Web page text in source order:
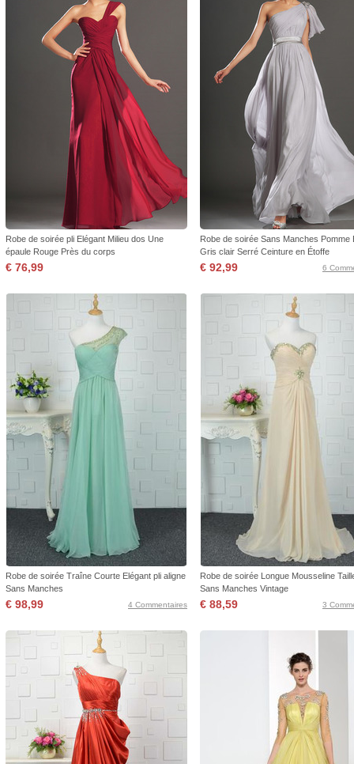
Robe de soirée pli Elégant Milieu dos Une
épaule Rouge Près du corps
€ 76,99
Robe de soirée Sans Manches Pomme
Gris clair Serré Ceinture en Étoffe
€ 92,99 6
Robe de soirée Traîne Courte Elégant pli aligne
Sans Manches
€ 98,99 4 Commentaires
Robe de soirée Longue Mousseline
Sans Manches Vintage
€ 88,59 3